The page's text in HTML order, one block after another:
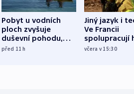
Pobyt u vodních
ploch zvyšuje
duševní pohodu,
ukázala
před 11h
Jiný jazyk i
Ve Francii
spolupracují
různých zemí
včera v 15:30